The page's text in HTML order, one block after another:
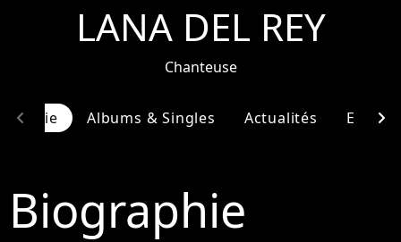
LANA DEL REY
Chanteuse
Albums & Singles Actualités
chevron_left chevron_right
Biographie